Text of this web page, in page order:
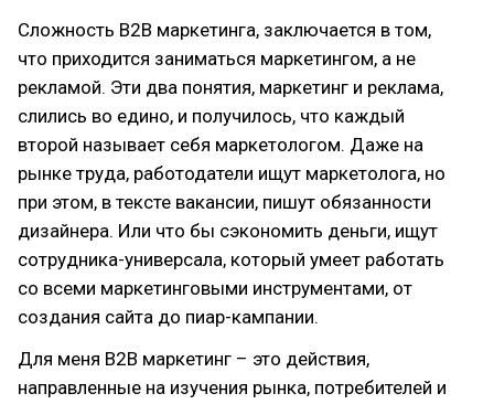
Сложность B2B маркетинга, заключается в том,
что приходится заниматься маркетингом, а не
рекламой. Эти два понятия, маркетинг и реклама,
слились во едино, и получилось, что каждый
второй называет себя маркетологом. Даже на
рынке труда, работодатели ищут маркетолога, но
при этом, в тексте вакансии, пишут обязанности
дизайнера. Или что бы сэкономить деньги, ищут
сотрудника-универсала, который умеет работать
со всеми маркетинговыми инструментами, от
создания сайта до пиар-кампании.
Для меня B2B маркетинг – это действия,
направленные на изучения рынка, потребителей и